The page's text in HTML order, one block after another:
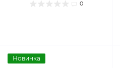
0
Новинка